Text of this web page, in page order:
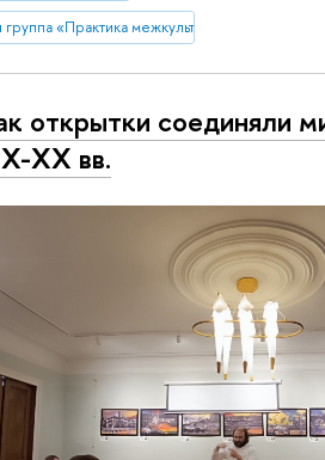
группа «Практика межкультурной
открытки соединяли
XX вв.